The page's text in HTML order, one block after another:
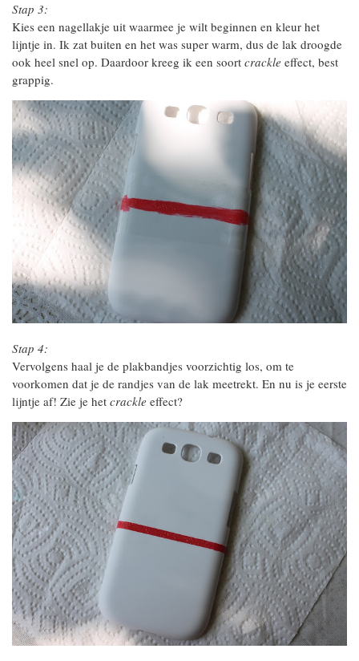
Stap 3:
Kies een nagellakje uit waarmee je wilt beginnen en kleur het
lijntje in. Ik zat buiten en het was super warm, dus de lak droogde
ook heel snel op. Daardoor kreeg ik een soort crackle effect, best
grappig.
Stap 4:
Vervolgens haal je de plakbandjes voorzichtig los, om te
voorkomen dat je de randjes van de lak meetrekt. En nu is je eerste
lijntje af! Zie je het crackle effect?